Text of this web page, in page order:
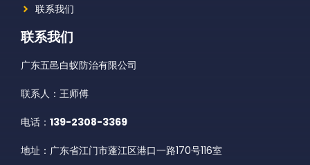
联系我们
联系我们
广东五邑白蚁防治有限公司
联系人：王师傅
电话： 139-2308-3369
地址：广东省江门市蓬江区港口一路170号116室